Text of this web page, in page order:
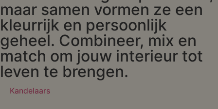
maar samen vormen ze een
kleurrijk en persoonlijk
geheel. Combineer, mix en
match om jouw interieur tot
leven te brengen.
Kandelaars